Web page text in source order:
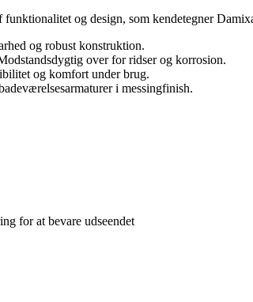
og design, som kendetegner
og robust konstruktion.
over for ridser og korrosion.
og komfort under brug.
i messingfinish.
for at bevare udseendet